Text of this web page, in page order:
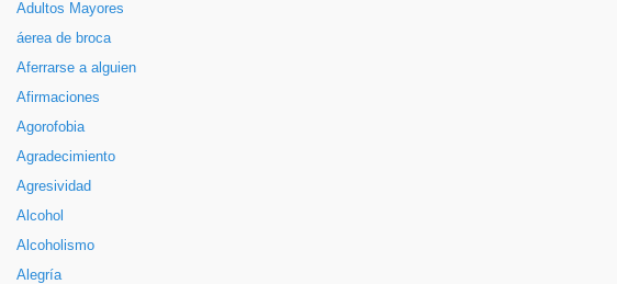
Adultos Mayores
áerea de broca
Aferrarse a alguien
Afirmaciones
Agorofobia
Agradecimiento
Agresividad
Alcohol
Alcoholismo
Alegría